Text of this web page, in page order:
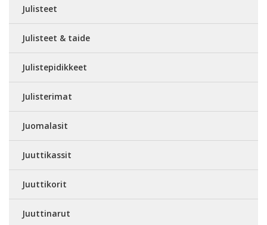
Julisteet
Julisteet & taide
Julistepidikkeet
Julisterimat
Juomalasit
Juuttikassit
Juuttikorit
Juuttinarut